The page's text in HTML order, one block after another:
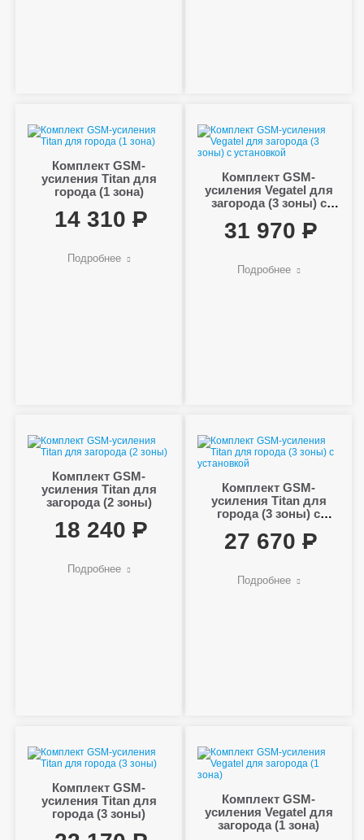
Комплект GSM-
усиления Titan для
города (1 зона)
14 310
Подробнее
Комплект GSM-
усиления Vegatel для
загорода (3 зоны) с
31 970
Подробнее
Комплект GSM-
усиления Titan для
загорода (2 зоны)
18 240
Подробнее
Комплект GSM-
усиления Titan для
города (3 зоны) с
27 670
Подробнее
Комплект GSM-
усиления Titan для
города (3 зоны)
Комплект GSM-
усиления Vegatel для
загорода (1 зона)